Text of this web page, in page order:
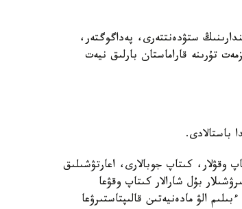
ستۋدەنتتەرى، پەداگوگتەر،
تۇرىنە قاراماستان بارلىق نيەت
باستالادى.
وقۋلار، كىتاپ جوبالارى، اعارتۋشىلىق
بۇل شارالار كىتاپ وقۋعا
الۋ مادەنيەتىن قالىپتاستىرۋعا